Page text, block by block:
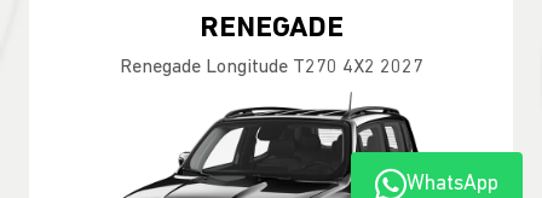
RENEGADE
Renegade Longitude T270 4X2 2027
WhatsApp